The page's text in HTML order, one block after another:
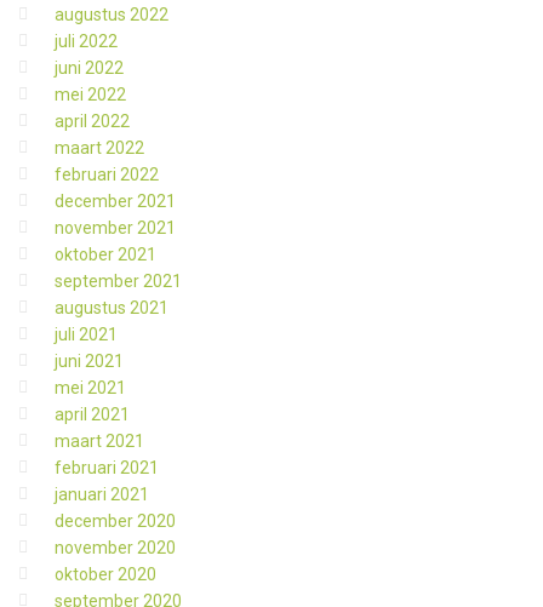
augustus 2022
juli 2022
juni 2022
mei 2022
april 2022
maart 2022
februari 2022
december 2021
november 2021
oktober 2021
september 2021
augustus 2021
juli 2021
juni 2021
mei 2021
april 2021
maart 2021
februari 2021
januari 2021
december 2020
november 2020
oktober 2020
september 2020